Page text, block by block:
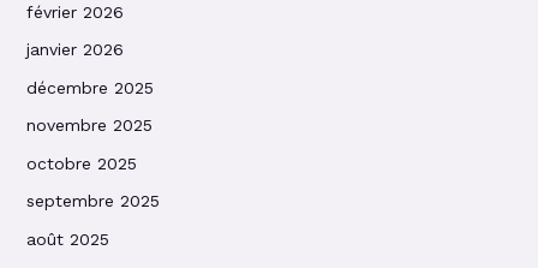
février 2026
janvier 2026
décembre 2025
novembre 2025
octobre 2025
septembre 2025
août 2025